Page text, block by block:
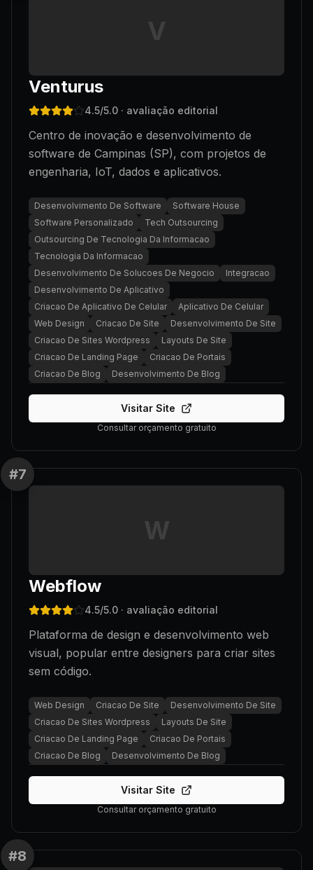
V
Venturus
4.5/5.0 · avaliação editorial
Centro de inovação e desenvolvimento de
software de Campinas (SP), com projetos de
engenharia, IoT, dados e aplicativos.
Desenvolvimento De Software
Software House
Software Personalizado
Tech Outsourcing
Outsourcing De Tecnologia Da Informacao
Tecnologia Da Informacao
Desenvolvimento De Solucoes De Negocio
Integracao
Desenvolvimento De Aplicativo
Criacao De Aplicativo De Celular
Aplicativo De Celular
Web Design
Criacao De Site
Desenvolvimento De Site
Criacao De Sites Wordpress
Layouts De Site
Criacao De Landing Page
Criacao De Portais
Criacao De Blog
Desenvolvimento De Blog
Visitar Site
Consultar orçamento gratuito
#7
W
Webflow
4.5/5.0 · avaliação editorial
Plataforma de design e desenvolvimento web
visual, popular entre designers para criar sites
sem código.
Web Design Criacao De Site
Desenvolvimento De Site
Criacao De Sites Wordpress
Layouts De Site
Criacao De Landing Page
Criacao De Portais
Criacao De Blog
Desenvolvimento De Blog
Visitar Site
Consultar orçamento gratuito
#8